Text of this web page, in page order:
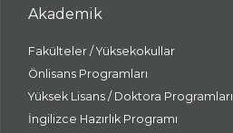
Akademik
Fakülteler / Yüksekokullar
Önlisans Programları
Yüksek Lisans / Doktora Programları
İngilizce Hazırlık Programı